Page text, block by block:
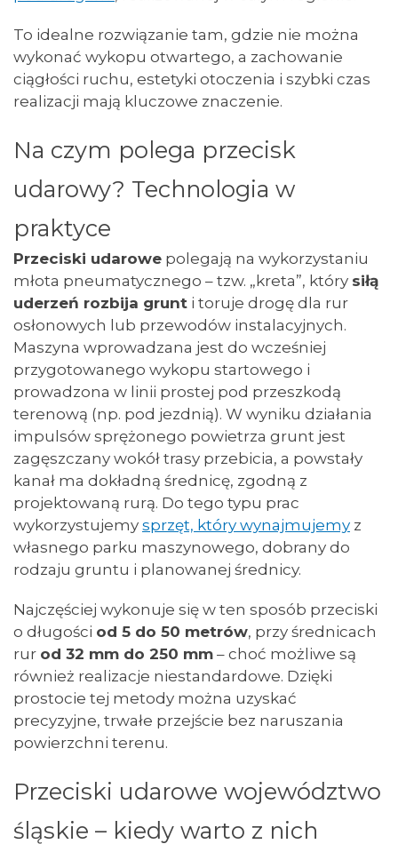
To idealne rozwiązanie tam, gdzie nie można
wykonać wykopu otwartego, a zachowanie
ciągłości ruchu, estetyki otoczenia i szybki czas
realizacji mają kluczowe znaczenie.
Na czym polega przecisk
udarowy? Technologia w
praktyce
Przeciski udarowe polegają na wykorzystaniu
młota pneumatycznego – tzw. „kreta”, który siłą
uderzeń rozbija grunt i toruje drogę dla rur
osłonowych lub przewodów instalacyjnych.
Maszyna wprowadzana jest do wcześniej
przygotowanego wykopu startowego i
prowadzona w linii prostej pod przeszkodą
terenową (np. pod jezdnią). W wyniku działania
impulsów sprężonego powietrza grunt jest
zagęszczany wokół trasy przebicia, a powstały
kanał ma dokładną średnicę, zgodną z
projektowaną rurą. Do tego typu prac
wykorzystujemy sprzęt, który wynajmujemy z
własnego parku maszynowego, dobrany do
rodzaju gruntu i planowanej średnicy.
Najczęściej wykonuje się w ten sposób przeciski
o długości od 5 do 50 metrów, przy średnicach
rur od 32 mm do 250 mm – choć możliwe są
również realizacje niestandardowe. Dzięki
prostocie tej metody można uzyskać
precyzyjne, trwałe przejście bez naruszania
powierzchni terenu.
Przeciski udarowe województwo
śląskie – kiedy warto z nich